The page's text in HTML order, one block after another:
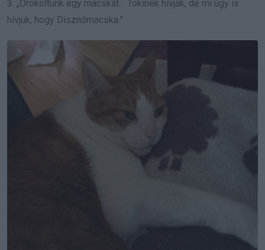
3. „Örököltünk egy macskát… Tökinek hívják, de mi úgy is
hívjuk, hogy Disznómacska.”